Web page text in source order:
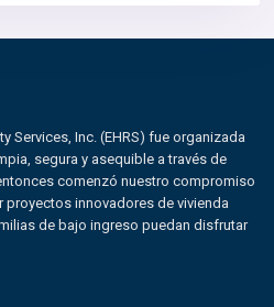
Services, Inc. (EHRS) fue organizada
segura y asequible a través de
comenzó nuestro compromiso
innovadores de vivienda
de bajo ingreso puedan disfrutar